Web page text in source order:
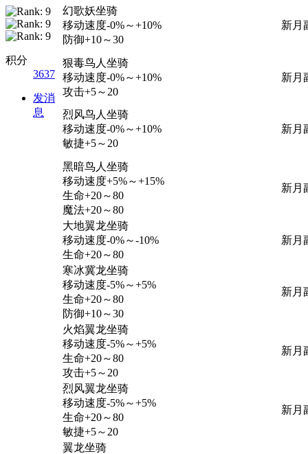
积分
3637
发消
息
幻歌妖坐骑
移动速度-0%～+10%
防御+10～30
新月
狠毒鸟人坐骑
移动速度-0%～+10%
攻击+5～20
新月
烈风鸟人坐骑
移动速度-0%～+10%
敏捷+5～20
新月
黑暗鸟人坐骑
移动速度+5%～+15%
生命+20～80
魔法+20～80
新月
大地翼龙坐骑
移动速度-0%～-10%
生命+20～80
新月
寒冰冀龙坐骑
移动速度-5%～+5%
生命+20～80
防御+10～30
新月
火焰翼龙坐骑
移动速度-5%～+5%
生命+20～80
攻击+5～20
新月
烈风翼龙坐骑
移动速度-5%～+5%
生命+20～80
敏捷+5～20
新月
翼龙坐骑